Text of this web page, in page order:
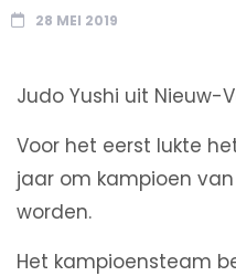
28 MEI 2019
Judo Yushi uit Nieuw-
Voor het eerst lukte
jaar om kampioen
worden.
Het kampioensteam